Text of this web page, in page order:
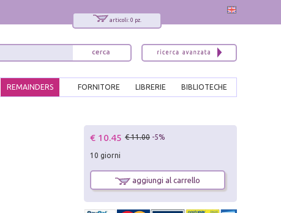
articoli: 0 pz.
BIBLIOTECHE
LIBRERIE
FORNITORE
REMAINDERS
€ 10.45 € 11.00 -5%
10 giorni
aggiungi al carrello
x
Interessato ai nostri libri?
Sarai informato delle nostre novità, potrai
comunque cancellarti quando desideri.
modulo di iscrizione